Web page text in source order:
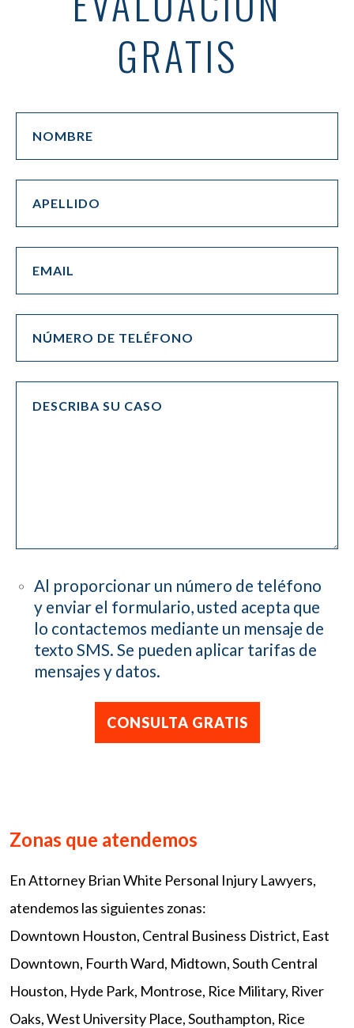
GRATIS
Al proporcionar un número de teléfono
y enviar el formulario, usted acepta que
lo contactemos mediante un mensaje de
texto SMS. Se pueden aplicar tarifas de
mensajes y datos.
Zonas que atendemos
En Attorney Brian White Personal Injury Lawyers,
atendemos las siguientes zonas:
Downtown Houston, Central Business District, East
Downtown, Fourth Ward, Midtown, South Central
Houston, Hyde Park, Montrose, Rice Military, River
Oaks, West University Place, Southampton, Rice